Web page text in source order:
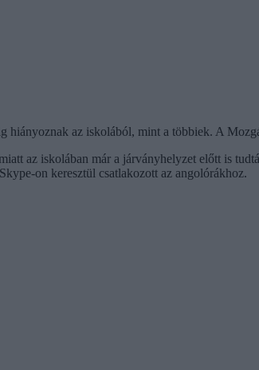
hiányoznak az iskolából, mint a többiek. A
az iskolában már a járványhelyzet előtt is
on keresztül csatlakozott az angolórákhoz.